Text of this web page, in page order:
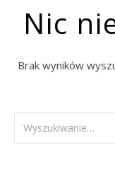
Nic
Brak wyników